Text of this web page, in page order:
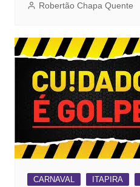
Robertão Chapa Quente
CARNAVAL ITAPIRA